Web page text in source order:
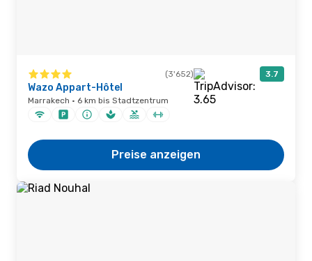
(3'652) 3.7
Wazo Appart-Hôtel
Marrakech · 6 km bis Stadtzentrum
Preise anzeigen